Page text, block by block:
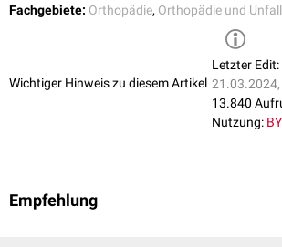
Fachgebiete: Orthopädie, Orthopädie und
Wichtiger Hinweis zu diesem Artikel
Letzter Edit:
13.840
Nutzung:
Empfehlung